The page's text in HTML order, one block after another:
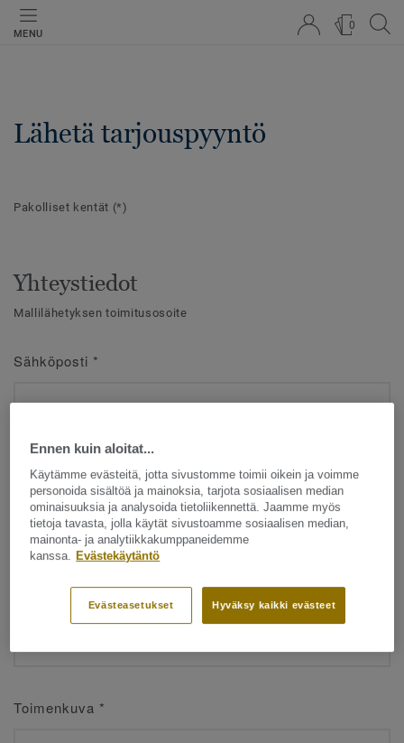
MENU
0
Lähetä tarjouspyyntö
Pakolliset kentät (*)
Yhteystiedot
Mallilähetyksen toimitusosoite
Sähköposti *
Etunimi*
Sukunimi*
Toimenkuva *
Ennen kuin aloitat...
Käytämme evästeitä, jotta sivustomme toimii oikein ja voimme
personoida sisältöä ja mainoksia, tarjota sosiaalisen median
ominaisuuksia ja analysoida tietoliikennettä. Jaamme myös
tietoja tavasta, jolla käytät sivustoamme sosiaalisen median,
mainonta- ja analytiikkakumppaneidemme
kanssa.
Evästekäytäntö
Hyväksy kaikki evästeet
Evästeasetukset